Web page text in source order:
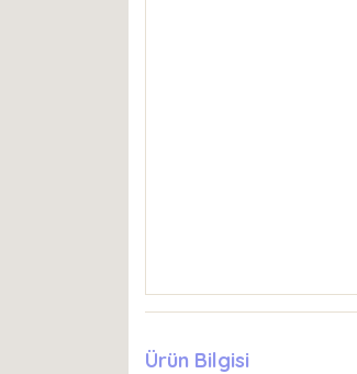
Ürün Bilgisi